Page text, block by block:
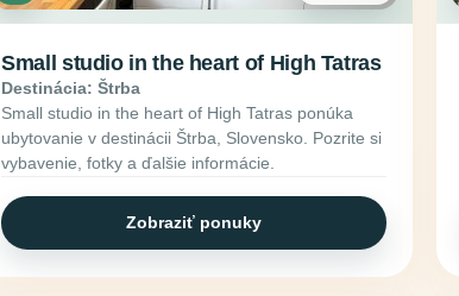
Small studio in the heart of High Tatras
Destinácia: Štrba
Small studio in the heart of High Tatras ponúka
ubytovanie v destinácii Štrba, Slovensko. Pozrite si
vybavenie, fotky a ďalšie informácie.
Zobraziť ponuky